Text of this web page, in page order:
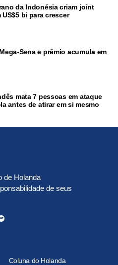
da Indonésia criam joint
bi para crescer
Sena e prêmio acumula em
mata 7 pessoas em ataque
antes de atirar em si mesmo
de Holanda
de seus
Coluna do Holanda